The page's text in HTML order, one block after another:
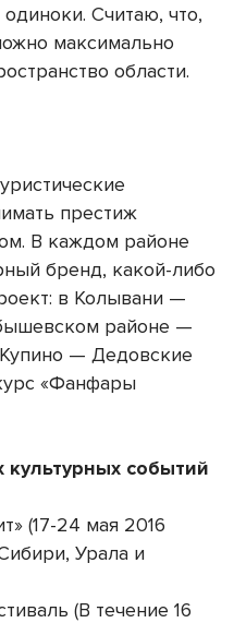
Считаю, что,
максимально
области.
престиж
В каждом районе
бренд, какой-либо
в Колывани —
районе —
— Дедовские
«Фанфары
событий
(17-24 мая 2016
Урала и
(В течение 16